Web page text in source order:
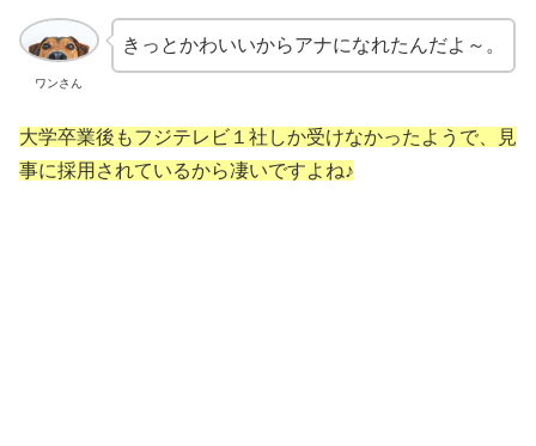
ワンさん
きっとかわいいからアナになれたんだよ～。
大学卒業後もフジテレビ１社しか受けなかったようで、見
事に採用されているから凄いですよね♪